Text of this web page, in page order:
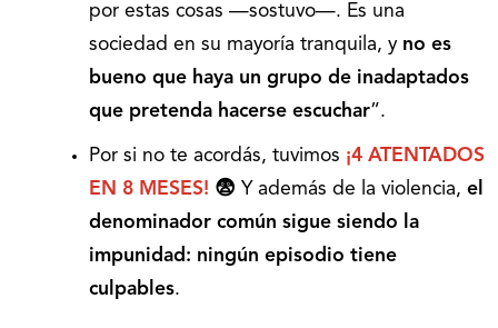
por estas cosas —sostuvo—. Es una
sociedad en su mayoría tranquila, y no es
bueno que haya un grupo de inadaptados
que pretenda hacerse escuchar”.
Por si no te acordás, tuvimos ¡4 ATENTADOS
EN 8 MESES! 😨 Y además de la violencia, el
denominador común sigue siendo la
impunidad: ningún episodio tiene
culpables.